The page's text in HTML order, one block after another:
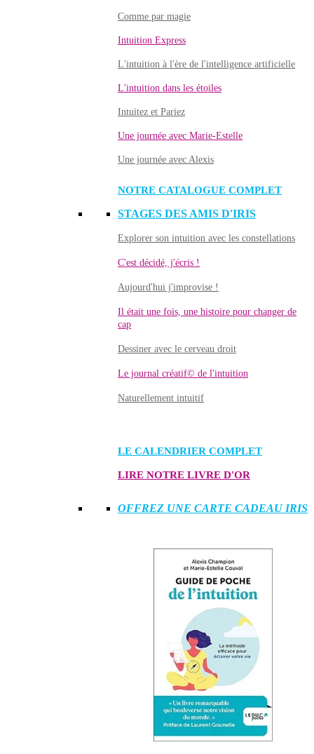
Comme par magie
Intuition Express
L'intuition à l'ère de l'intelligence artificielle
L'intuition dans les étoiles
Intuitez et Pariez
Une journée avec Marie-Estelle
Une journée avec Alexis
NOTRE CATALOGUE COMPLET
STAGES DES AMIS D'IRIS
Explorer son intuition avec les constellations
C'est décidé, j'écris !
Aujourd'hui j'improvise !
Il était une fois, une histoire pour changer de
cap
Dessiner avec le cerveau droit
Le journal créatif© de l'intuition
Naturellement intuitif
LE CALENDRIER COMPLET
LIRE NOTRE LIVRE D'OR
OFFREZ UNE CARTE CADEAU IRIS